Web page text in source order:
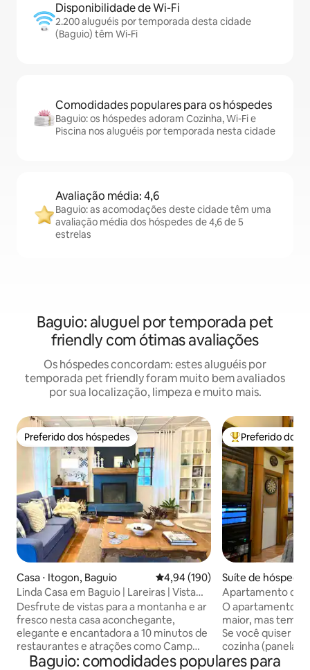
Disponibilidade de Wi-Fi
2.200 aluguéis por temporada desta cidade
(Baguio) têm Wi-Fi
Comodidades populares para os hóspedes
Baguio: os hóspedes adoram Cozinha, Wi-Fi e
Piscina nos aluguéis por temporada nesta cidade
Avaliação média: 4,6
Baguio: as acomodações deste cidade têm uma
avaliação média dos hóspedes de 4,6 de 5
estrelas
Baguio: aluguel por temporada pet
friendly com ótimas avaliações
Os hóspedes concordam: estes aluguéis por
temporada pet friendly foram muito bem avaliados
por sua localização, limpeza e muito mais.
Preferido dos hóspedes
Preferido dos hóspedes
Casa ⋅ Itogon, Baguio 4,94 de uma avaliação média de
4,94 (190)
Linda Casa em Baguio | Lareiras | Vista
para a montanha |
Desfrute de vistas para a montanha e ar
fresco nesta casa aconchegante,
elegante e encantadora a 10 minutos de
restaurantes e atrações como Camp
John Hay, Mines View Park, The Mansion
Entre os
Preferido dos
Suíte de
Apartamento de
O apartamento
maior, mas tem
Se você quiser
cozinha (panelas,
fogão de
Baguio: comodidades populares para